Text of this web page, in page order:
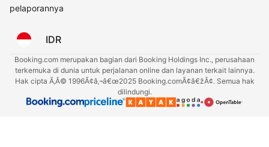
pelaporannya
IDR
Booking.com merupakan bagian dari Booking Holdings Inc., perusahaan
terkemuka di dunia untuk perjalanan online dan layanan terkait lainnya.
Hak cipta Ã‚Â© 1996Ã¢â‚¬â€œ2025 Booking.comÃ¢â€žÂ¢. Semua hak
dilindungi.